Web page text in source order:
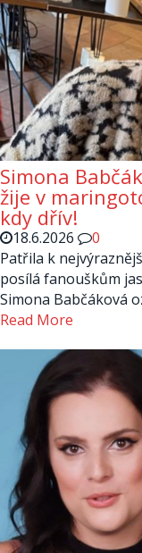
Simona
žije v
kdy dřív!
18.6.2026
0
Patřila k
posílá fanouškům
Simona Babčáková
Read More